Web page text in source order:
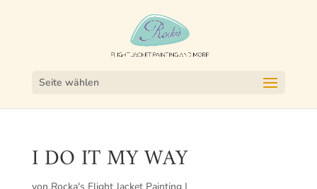
Seite wählen
I DO IT MY WAY